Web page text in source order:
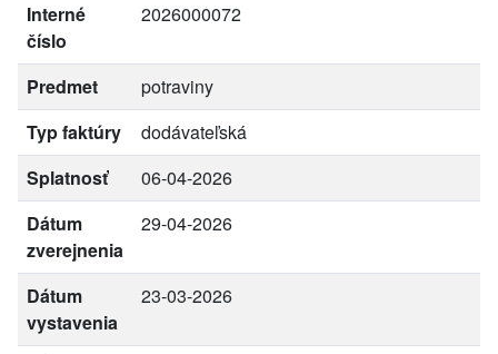
Interné
číslo
2026000072
Predmet
potraviny
Typ faktúry
dodávateľská
Splatnosť
06-04-2026
Dátum
zverejnenia
29-04-2026
Dátum
vystavenia
23-03-2026